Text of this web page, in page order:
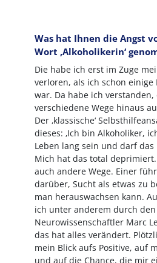
Was hat Ihnen die Angst
Wort ,Alkoholikerin‘
Die habe ich erst im Zuge
verloren, als ich schon
war. Da habe ich verstanden,
verschiedene Wege hinaus
Der ‚klassische‘
dieses: ‚Ich bin Alkoholiker,
Leben lang sein und darf das
Mich hat das total
auch andere Wege. Einer
darüber, Sucht als etwas zu
man herauswachsen kann.
ich unter anderem durch den
Neurowissenschaftler Marc
das hat alles verändert.
mein Blick aufs Positive, auf
und auf die Chance, die mir